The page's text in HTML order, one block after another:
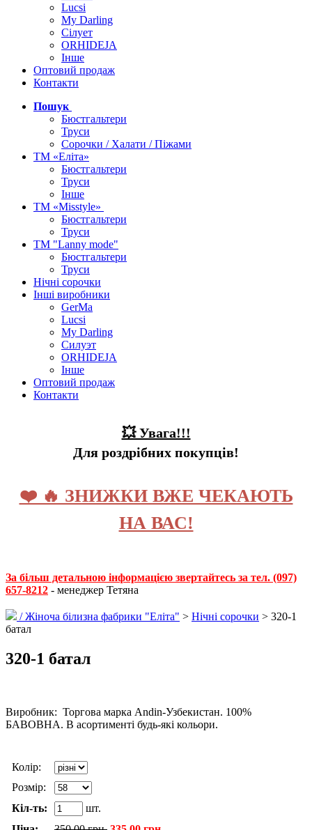
Lucsi
My Darling
Сілует
ORHIDEJA
Інше
Оптовий продаж
Контакти
Пошук
Бюстгальтери
Труси
Сорочки / Халати / Піжами
ТМ «Еліта»
Бюстгальтери
Труси
Інше
ТМ «Misstyle»
Бюстгальтери
Труси
ТМ "Lanny mode"
Бюстгальтери
Труси
Нічні сорочки
Інші виробники
GerMa
Lucsi
My Darling
Силуэт
ORHIDEJA
Інше
Оптовий продаж
Контакти
💥 Увага!!!
Для роздрібних покупців!
❤️ 🔥 ЗНИЖКИ ВЖЕ ЧЕКАЮТЬ
НА ВАС!
За більш детальною інформацією звертайтесь за тел. (097)
657-8212 - менеджер Тетяна
/Жіноча білизна фабрики "Еліта" > Нічні сорочки > 320-1
батал
320-1 батал
Виробник: Торгова марка Andin-Узбекистан. 100%
БАВОВНА. В асортименті будь-які кольори.
Колір:
Розмір:
Кіл-ть:
шт.